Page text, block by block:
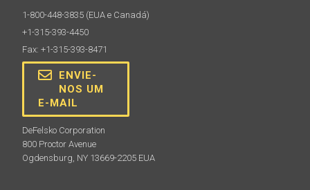
1-800-448-3835 (EUA e Canadá)
+1-315-393-4450
Fax: +1-315-393-8471
ENVIE-
NOS UM
E-MAIL
DeFelsko Corporation
800 Proctor Avenue
Ogdensburg, NY 13669-2205 EUA